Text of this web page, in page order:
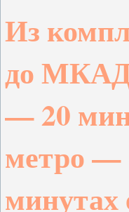
Из
до МКАД
— 20
метро —
минутах